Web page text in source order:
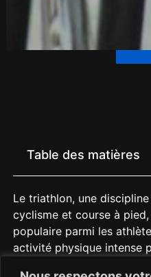
Table des matières
Le triathlon, une
cyclisme et course à
populaire parmi les
activité physique intense